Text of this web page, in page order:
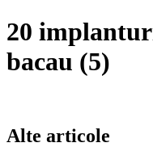
20
bacau (5)
Alte articole